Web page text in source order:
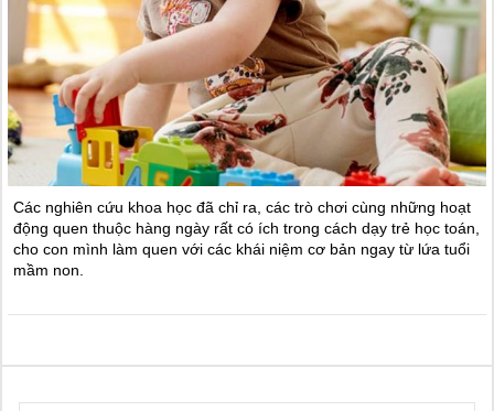
Các nghiên cứu khoa học đã chỉ ra, các trò chơi cùng những hoạt
động quen thuộc hàng ngày rất có ích trong cách dạy trẻ học toán,
cho con mình làm quen với các khái niệm cơ bản ngay từ lứa tuổi
mầm non.